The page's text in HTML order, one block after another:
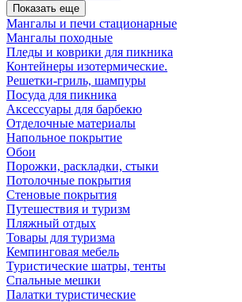
Показать еще
Мангалы и печи стационарные
Мангалы походные
Пледы и коврики для пикника
Контейнеры изотермические.
Решетки-гриль, шампуры
Посуда для пикника
Аксессуары для барбекю
Отделочные материалы
Напольное покрытие
Обои
Порожки, раскладки, стыки
Потолочные покрытия
Стеновые покрытия
Путешествия и туризм
Пляжный отдых
Товары для туризма
Кемпинговая мебель
Туристические шатры, тенты
Спальные мешки
Палатки туристические